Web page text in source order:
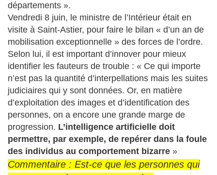
départements ».
Vendredi 8 juin, le ministre de l’Intérieur était en
visite à Saint-Astier, pour faire le bilan « d’un an de
mobilisation exceptionnelle » des forces de l’ordre.
Selon lui, il est important d’innover pour mieux
identifier les fauteurs de trouble : « Ce qui importe
n’est pas la quantité d’interpellations mais les suites
judiciaires qui y sont données. Or, en matière
d’exploitation des images et d’identification des
personnes, on a encore une grande marge de
progression. L’intelligence artificielle doit
permettre, par exemple, de repérer dans la foule
des individus au comportement bizarre »
Commentaire : Est-ce que les personnes qui